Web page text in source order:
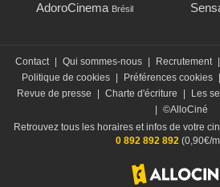
AdoroCinema Brésil
Contact Qui sommes-nous Recrutement
Politique de cookies
Préférences cookies
Revue de presse
Charte d'écriture Les
©AlloCiné
Retrouvez tous les horaires et infos de votre
0 892 892 892(0,90€/